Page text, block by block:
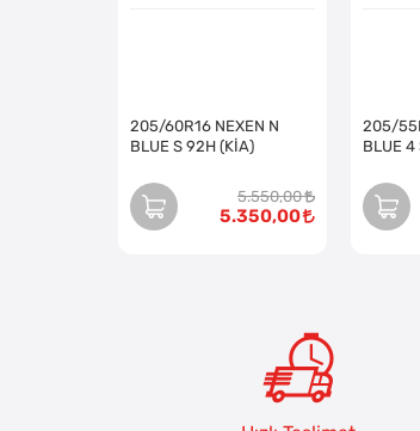
205/60R16 NEXEN N
BLUE S 92H (KİA)
5.550,00
5.350,00
205/
BLUE 4